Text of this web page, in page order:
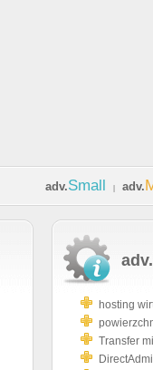
adv.Small adv.
adv.
hosting
Transfer